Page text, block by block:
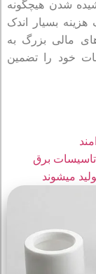
شدن هیچگونه
بسیار اندک
مالی بزرگ به
خود را تضمین
تاسیسات برق
میشوند